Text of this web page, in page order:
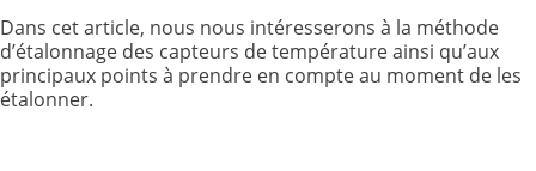
Dans cet article, nous nous intéresserons à la méthode
d’étalonnage des capteurs de température ainsi qu’aux
principaux points à prendre en compte au moment de les
étalonner.